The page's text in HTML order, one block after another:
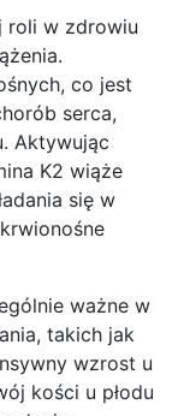
roli w zdrowiu
co jest
serca,
Aktywując
K2 wiąże
się w
ważne w
takich jak
wzrost u
kości u płodu